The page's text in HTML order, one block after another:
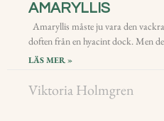
AMARYLLIS
Amaryllis måste ju vara den
doften från en hyacint dock. Men
LÄS MER »
Viktoria Holmgren